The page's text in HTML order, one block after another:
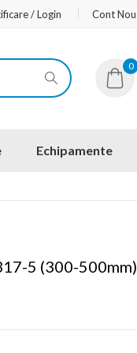
/ Login Cont Nou
0
Echipamente
5 (300-500mm)